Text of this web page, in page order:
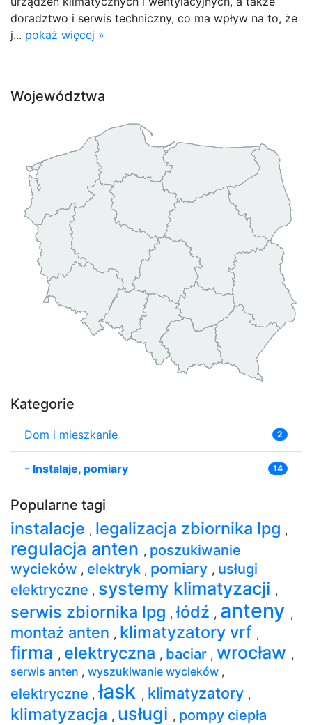
doradztwo i serwis techniczny, co ma wpływ na to, że
j... pokaż więcej »
Województwa
Kategorie
Dom i mieszkanie 2
- Instalaje, pomiary 14
Popularne tagi
instalacje , legalizacja zbiornika lpg ,
regulacja anten , poszukiwanie
wycieków , elektryk , pomiary , usługi
elektryczne , systemy klimatyzacji ,
serwis zbiornika lpg , łódź , anteny ,
montaż anten , klimatyzatory vrf ,
firma , elektryczna , baciar , wrocław ,
serwis anten , wyszukiwanie wycieków ,
elektryczne ,łask , klimatyzatory ,
klimatyzacja , usługi , pompy ciepła